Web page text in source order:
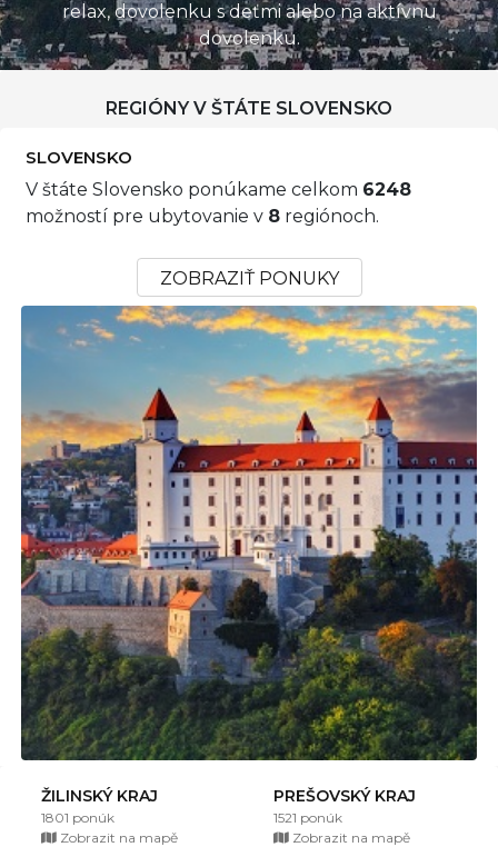
relax, dovolenku s deťmi alebo na aktívnu
dovolenku.
REGIÓNY V ŠTÁTE SLOVENSKO
SLOVENSKO
V štáte Slovensko ponúkame celkom 6248
možností pre ubytovanie v 8 regiónoch.
ZOBRAZIŤ PONUKY
ŽILINSKÝ KRAJ
1801 ponúk
Zobrazit na mapě
PREŠOVSKÝ KRAJ
1521 ponúk
Zobrazit na mapě